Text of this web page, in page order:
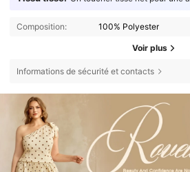
Composition: 100% Polyester
Voir plus
Informations de sécurité et contacts